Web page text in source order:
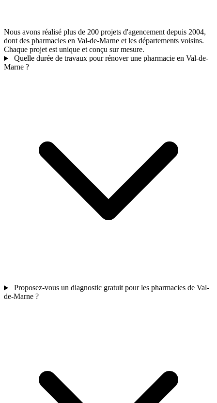
Nous avons réalisé plus de 200 projets d'agencement depuis 2004,
dont des pharmacies en Val-de-Marne et les départements voisins.
Chaque projet est unique et conçu sur mesure.
Quelle durée de travaux pour rénover une pharmacie en Val-de-
Marne ?
Proposez-vous un diagnostic gratuit pour les pharmacies de Val-
de-Marne ?